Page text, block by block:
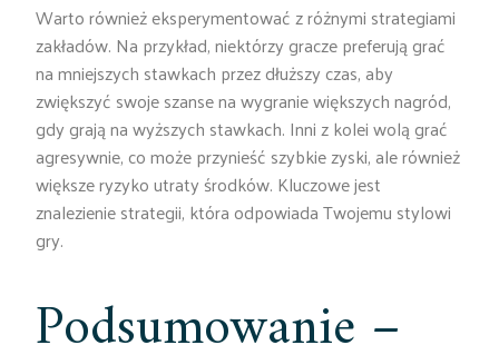
Warto również eksperymentować z różnymi strategiami
zakładów. Na przykład, niektórzy gracze preferują grać
na mniejszych stawkach przez dłuższy czas, aby
zwiększyć swoje szanse na wygranie większych nagród,
gdy grają na wyższych stawkach. Inni z kolei wolą grać
agresywnie, co może przynieść szybkie zyski, ale również
większe ryzyko utraty środków. Kluczowe jest
znalezienie strategii, która odpowiada Twojemu stylowi
gry.